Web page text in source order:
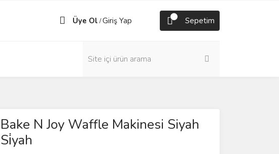
Üye Ol /Giriş Yap Sepetim
Bake N Joy Waffle Makinesi Siyah
Si̇yah